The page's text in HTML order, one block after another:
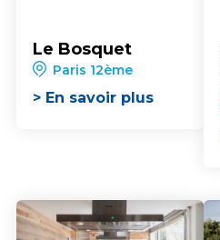
Le Bosquet
Paris 12ème
> En savoir plus